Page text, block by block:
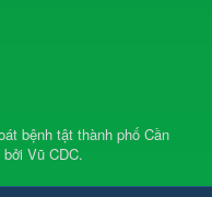
bệnh tật thành phố Cần
bởi Vũ CDC.